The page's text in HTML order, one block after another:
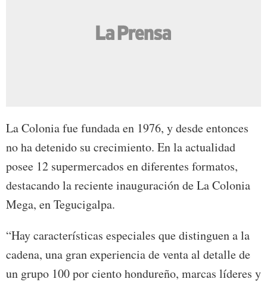
La Colonia fue fundada en 1976, y desde entonces
no ha detenido su crecimiento. En la actualidad
posee 12 supermercados en diferentes formatos,
destacando la reciente inauguración de La Colonia
Mega, en Tegucigalpa.
“Hay características especiales que distinguen a la
cadena, una gran experiencia de venta al detalle de
un grupo 100 por ciento hondureño, marcas líderes y